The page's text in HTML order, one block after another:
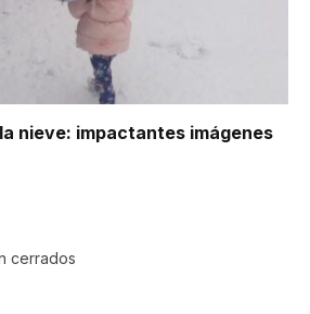
nieve: impactantes imágenes
cerrados